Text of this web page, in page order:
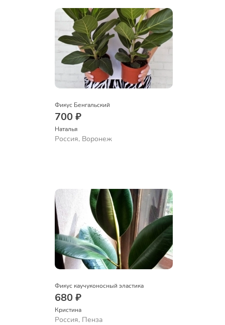
Фикус Бенгальский
700 ₽
Наталья
Россия, Воронеж
Фикус каучуконосный эластика
680 ₽
Кристина
Россия, Пенза